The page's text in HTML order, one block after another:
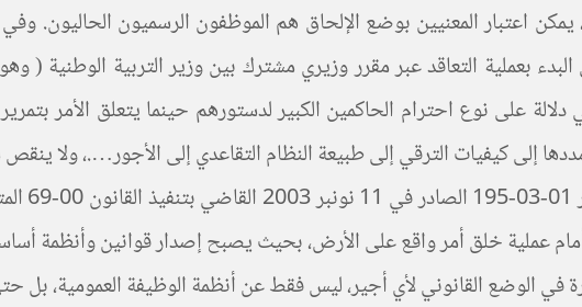
يمكن اعتبار المعنيين بوضع الإلحاق هم الموظفون الرسميون
على البدء بعملية التعاقد عبر مقرر وزيري مشترك بين وزير التربية
على نوع احترام الحاكمين الكبير لدستورهم حينما يتعلق الأمر
إلى كيفيات الترقي إلى طبيعة النظام التقاعدي إلى الأجور….، ولا
أمام عملية خلق أمر واقع على الأرض، بحيث يصبح إصدار قوانين وأنظمة
في الوضع القانوني لأي أجير، ليس فقط عن أنظمة الوظيفة العمومية، بل